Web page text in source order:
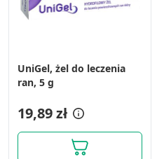
UniGel, żel do leczenia
ran, 5 g
19,89 zł